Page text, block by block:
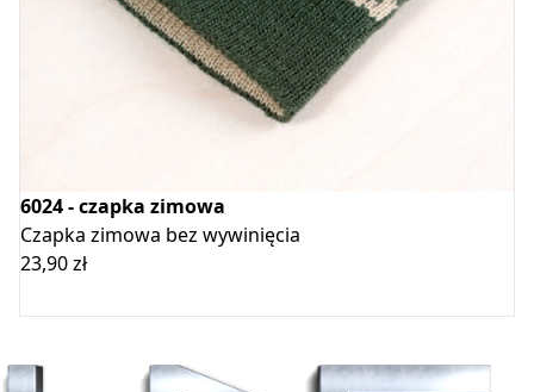
6024 - czapka zimowa
Czapka zimowa bez wywinięcia
23,90zł